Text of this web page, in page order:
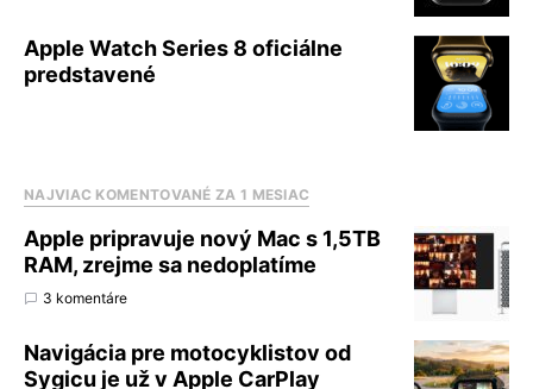
Apple Watch Series 8 oficiálne
predstavené
NAJVIAC KOMENTOVANÉ ZA 1 MESIAC
Apple pripravuje nový Mac s 1,5TB
RAM, zrejme sa nedoplatíme
3 komentáre
Navigácia pre motocyklistov od
Sygicu je už v Apple CarPlay